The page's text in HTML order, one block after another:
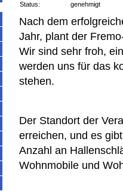
Status:
genehmigt
Nach dem
Jahr, plant der
Wir sind sehr froh,
werden uns für das
stehen.
Der Standort der
erreichen, und es
Anzahl an
Wohnmobile und